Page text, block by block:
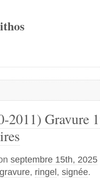
2011) Gravure
septembre 15th, 2025
gravure, ringel , signée.